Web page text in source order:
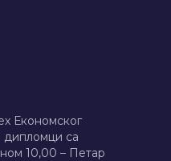
Економског
дипломци са
10,00 – Петар